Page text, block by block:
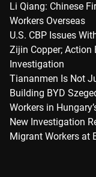
Li Qiang: Chinese
Workers Overseas
U.S. CBP Issues
Zijin Copper; Action
Investigation
Tiananmen Is Not
Building BYD
Workers in
New Investigation
Migrant Workers at